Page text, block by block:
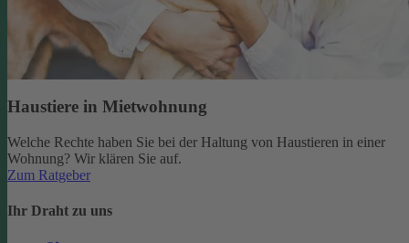
Haustiere in Mietwohnung
Welche Rechte haben Sie bei der Haltung von Haustieren in einer
Wohnung? Wir klären Sie auf.
Zum Ratgeber
Ihr Draht zu uns